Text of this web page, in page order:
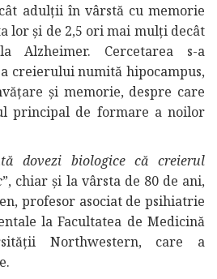
adulții în vârstă cu memorie
lor și de 2,5 ori mai mulți decât
Alzheimer. Cercetarea s-a
creierului numită hipocampus,
și memorie, despre care
principal de formare a noilor
dovezi biologice că creierul
”, chiar și la vârsta de 80 de ani,
profesor asociat de psihiatrie
la Facultatea de Medicină
Northwestern, care a